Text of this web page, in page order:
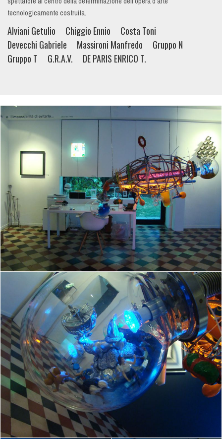
tecnologicamente costruita.
Alviani Getulio Chiggio Ennio
Costa Toni
Devecchi Gabriele
Massironi Manfredo
Gruppo N
Gruppo T
G.R.A.V. DE PARIS ENRICO T.